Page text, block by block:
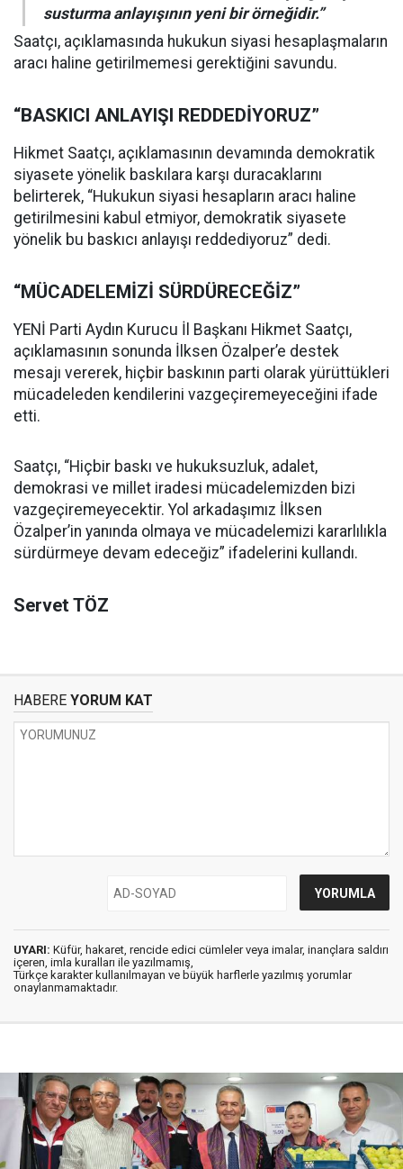
susturma anlayışının yeni bir örneğidir.”
Saatçı, açıklamasında hukukun siyasi hesaplaşmaların
aracı haline getirilmemesi gerektiğini savundu.
“BASKICI ANLAYIŞI REDDEDİYORUZ”
Hikmet Saatçı, açıklamasının devamında demokratik
siyasete yönelik baskılara karşı duracaklarını
belirterek, “Hukukun siyasi hesapların aracı haline
getirilmesini kabul etmiyor, demokratik siyasete
yönelik bu baskıcı anlayışı reddediyoruz” dedi.
“MÜCADELEMİZİ SÜRDÜRECEĞİZ”
YENİ Parti Aydın Kurucu İl Başkanı Hikmet Saatçı,
açıklamasının sonunda İlksen Özalper’e destek
mesajı vererek, hiçbir baskının parti olarak yürüttükleri
mücadeleden kendilerini vazgeçiremeyeceğini ifade
etti.
Saatçı, “Hiçbir baskı ve hukuksuzluk, adalet,
demokrasi ve millet iradesi mücadelemizden bizi
vazgeçiremeyecektir. Yol arkadaşımız İlksen
Özalper’in yanında olmaya ve mücadelemizi kararlılıkla
sürdürmeye devam edeceğiz” ifadelerini kullandı.
Servet TÖZ
HABERE YORUM KAT
UYARI: Küfür, hakaret, rencide edici cümleler veya imalar, inançlara saldırı
içeren, imla kuralları ile yazılmamış,
Türkçe karakter kullanılmayan ve büyük harflerle yazılmış yorumlar
onaylanmamaktadır.